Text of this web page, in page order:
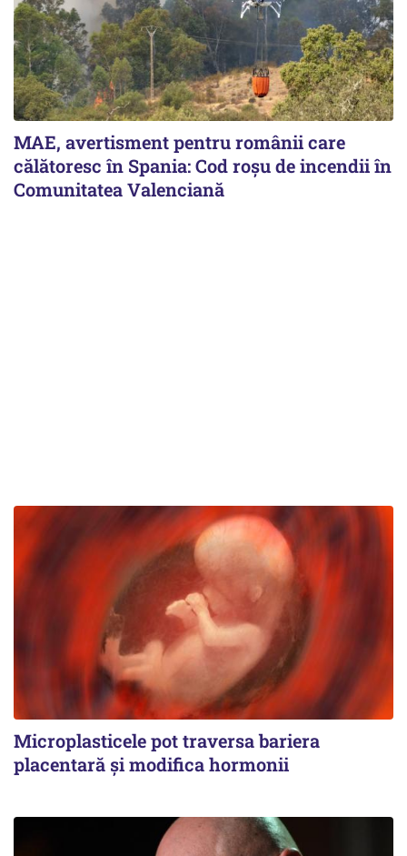
MAE, avertisment pentru românii care
călătoresc în Spania: Cod roșu de incendii în
Comunitatea Valenciană
Microplasticele pot traversa bariera
placentară și modifica hormonii